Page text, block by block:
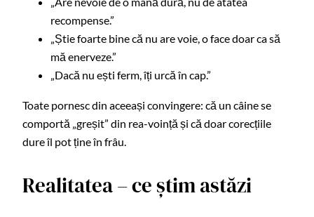
recompense.”
„Știe foarte bine că nu are voie, o face doar ca să
mă enerveze.”
„Dacă nu ești ferm, îți urcă în cap.”
Toate pornesc din aceeași convingere: că un câine se
comportă „greșit” din rea-voință și că doar corecțiile
dure îl pot ține în frâu.
Realitatea – ce știm astăzi